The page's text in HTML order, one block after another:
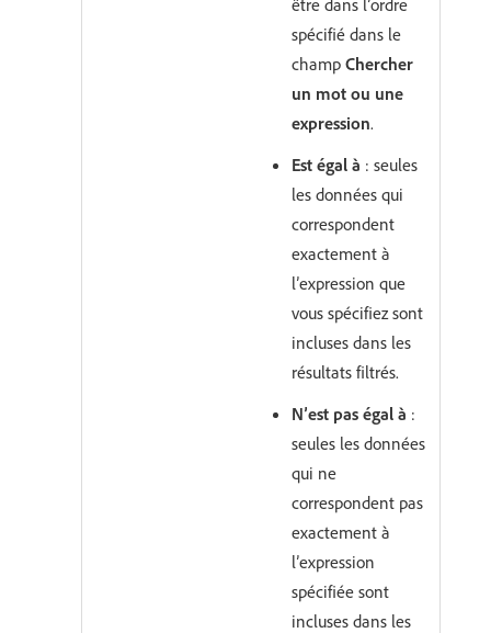
spécifié dans le
champ Chercher
un mot ou une
expression.
Est égal à : seules
les données qui
correspondent
exactement à
l’expression que
vous spécifiez sont
incluses dans les
résultats filtrés.
N’est pas égal à :
seules les données
qui ne
correspondent pas
exactement à
l’expression
spécifiée sont
incluses dans les